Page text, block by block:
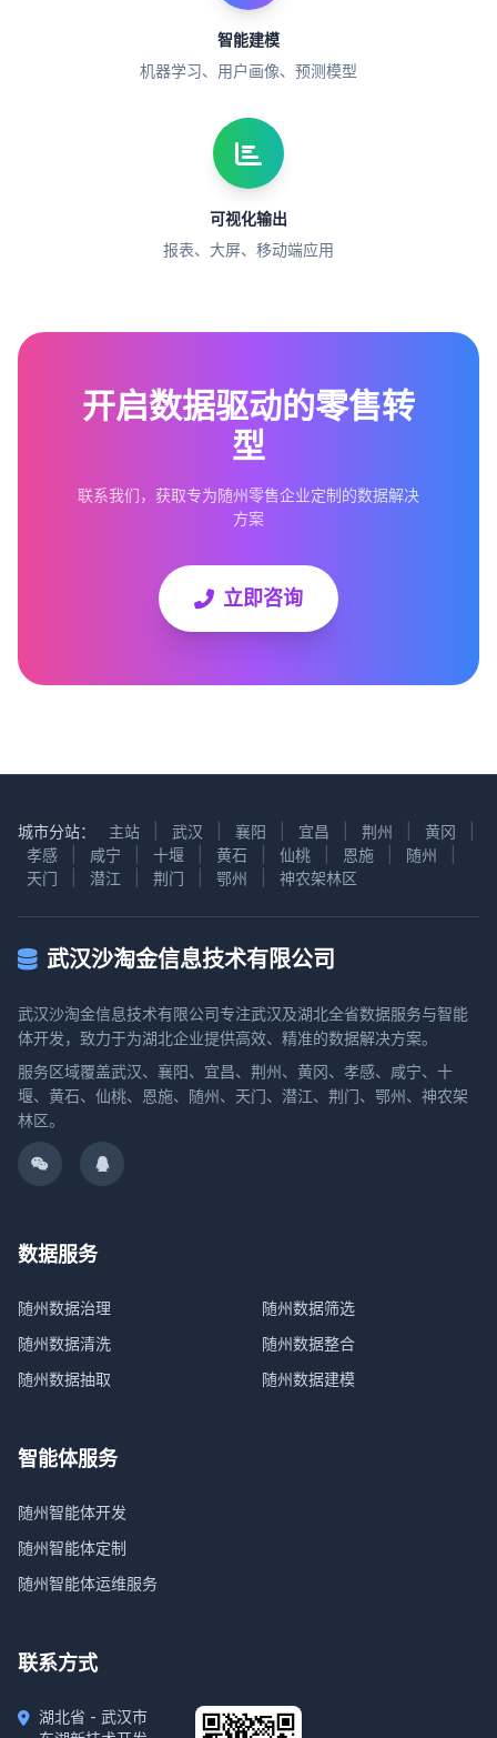
智能建模
机器学习、用户画像、预测模型
可视化输出
报表、大屏、移动端应用
开启数据驱动的零售转
型
联系我们，获取专为随州零售企业定制的数据解决
方案
立即咨询
城市分站： 主站 武汉 襄阳 宜昌 荆州 黄冈
孝感
咸宁 十堰 黄石 仙桃 恩施 随州
天门
潜江 荆门 鄂州 神农架林区
武汉沙淘金信息技术有限公司
武汉沙淘金信息技术有限公司专注武汉及湖北全省数据服务与智能
体开发，致力于为湖北企业提供高效、精准的数据解决方案。
服务区域覆盖武汉、襄阳、宜昌、荆州、黄冈、孝感、咸宁、十
堰、黄石、仙桃、恩施、随州、天门、潜江、荆门、鄂州、神农架
林区。
数据服务
随州数据治理
随州数据筛选
随州数据清洗
随州数据整合
随州数据抽取
随州数据建模
智能体服务
随州智能体开发
随州智能体定制
随州智能体运维服务
联系方式
湖北省 - 武汉市